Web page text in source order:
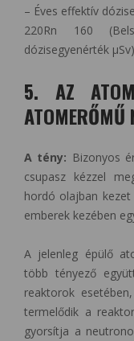
– Éves effektív
220Rn 160
dózisegyenérték
5. AZ
ATOMERŐMŰ
A tény: Bizonyos
csupasz kézzel
hordó olajban
emberek kezében
A jelenleg épülő
több tényező
reaktorok
termelődik a
gyorsítja a